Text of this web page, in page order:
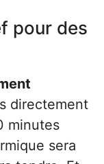
pour des
directement
minutes
sera